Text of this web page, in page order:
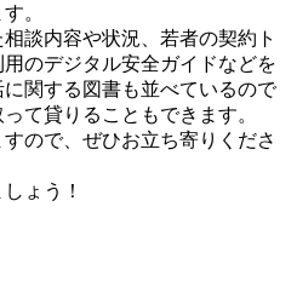
。
談内容や状況、若者の契約ト
のデジタル安全ガイドなどを
関する図書も並べているので
て貸りることもできます。
ので、ぜひお立ち寄りくださ
ょう！